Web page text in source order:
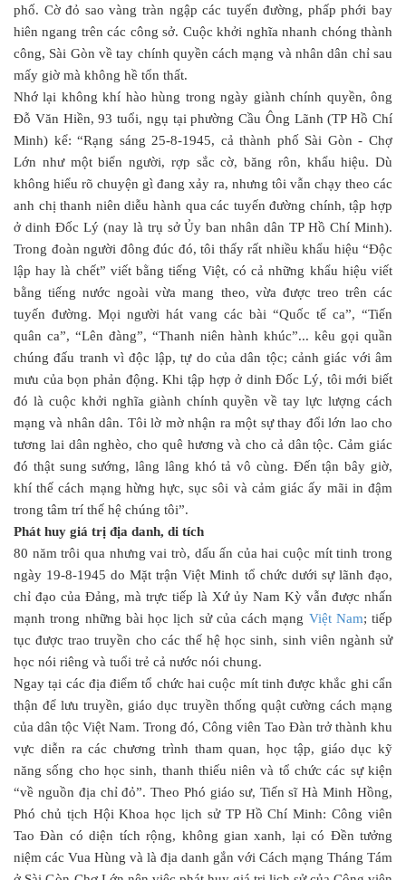
phố. Cờ đỏ sao vàng tràn ngập các tuyến đường, phấp phới bay
hiên ngang trên các công sở. Cuộc khởi nghĩa nhanh chóng thành
công, Sài Gòn về tay chính quyền cách mạng và nhân dân chỉ sau
mấy giờ mà không hề tổn thất.
Nhớ lại không khí hào hùng trong ngày giành chính quyền, ông
Đỗ Văn Hiền, 93 tuổi, ngụ tại phường Cầu Ông Lãnh (TP Hồ Chí
Minh) kể: “Rạng sáng 25-8-1945, cả thành phố Sài Gòn - Chợ
Lớn như một biển người, rợp sắc cờ, băng rôn, khẩu hiệu. Dù
không hiểu rõ chuyện gì đang xảy ra, nhưng tôi vẫn chạy theo các
anh chị thanh niên diễu hành qua các tuyến đường chính, tập hợp
ở dinh Ðốc Lý (nay là trụ sở Ủy ban nhân dân TP Hồ Chí Minh).
Trong đoàn người đông đúc đó, tôi thấy rất nhiều khẩu hiệu “Độc
lập hay là chết” viết bằng tiếng Việt, có cả những khẩu hiệu viết
bằng tiếng nước ngoài vừa mang theo, vừa được treo trên các
tuyến đường. Mọi người hát vang các bài “Quốc tế ca”, “Tiến
quân ca”, “Lên đàng”, “Thanh niên hành khúc”... kêu gọi quần
chúng đấu tranh vì độc lập, tự do của dân tộc; cảnh giác với âm
mưu của bọn phản động. Khi tập hợp ở dinh Đốc Lý, tôi mới biết
đó là cuộc khởi nghĩa giành chính quyền về tay lực lượng cách
mạng và nhân dân. Tôi lờ mờ nhận ra một sự thay đổi lớn lao cho
tương lai dân nghèo, cho quê hương và cho cả dân tộc. Cảm giác
đó thật sung sướng, lâng lâng khó tả vô cùng. Đến tận bây giờ,
khí thế cách mạng hừng hực, sục sôi và cảm giác ấy mãi in đậm
trong tâm trí thế hệ chúng tôi”.
Phát huy giá trị địa danh, di tích
80 năm trôi qua nhưng vai trò, dấu ấn của hai cuộc mít tinh trong
ngày 19-8-1945 do Mặt trận Việt Minh tổ chức dưới sự lãnh đạo,
chỉ đạo của Đảng, mà trực tiếp là Xứ ủy Nam Kỳ vẫn được nhấn
mạnh trong những bài học lịch sử của cách mạng Việt Nam; tiếp
tục được trao truyền cho các thế hệ học sinh, sinh viên ngành sử
học nói riêng và tuổi trẻ cả nước nói chung.
Ngay tại các địa điểm tổ chức hai cuộc mít tinh được khắc ghi cẩn
thận để lưu truyền, giáo dục truyền thống quật cường cách mạng
của dân tộc Việt Nam. Trong đó, Công viên Tao Đàn trở thành khu
vực diễn ra các chương trình tham quan, học tập, giáo dục kỹ
năng sống cho học sinh, thanh thiếu niên và tổ chức các sự kiện
“về nguồn địa chỉ đỏ”. Theo Phó giáo sư, Tiến sĩ Hà Minh Hồng,
Phó chủ tịch Hội Khoa học lịch sử TP Hồ Chí Minh: Công viên
Tao Đàn có diện tích rộng, không gian xanh, lại có Đền tưởng
niệm các Vua Hùng và là địa danh gắn với Cách mạng Tháng Tám